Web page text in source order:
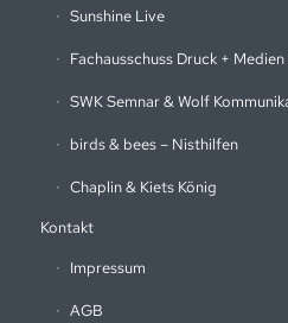
Sunshine Live
Fachausschuss Druck +
SWK Semnar & Wolf
birds & bees – Nisthilfen
Chaplin & Kiets König
Kontakt
Impressum
AGB